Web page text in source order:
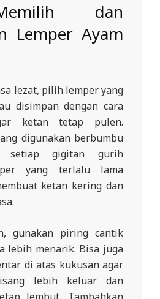
dan
Lemper Ayam
lezat, pilih lemper yang
disimpan dengan cara
ketan tetap pulen.
digunakan berbumbu
setiap gigitan gurih
yang terlalu lama
ketan kering dan
gunakan piring cantik
lebih menarik. Bisa juga
di atas kukusan agar
lebih keluar dan